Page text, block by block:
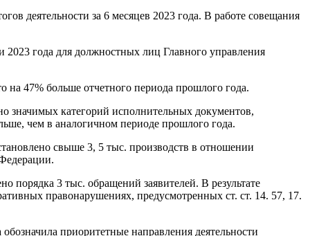
деятельности за 6 месяцев 2023 года. В работе совещания
года для должностных лиц Главного управления
на 47% больше отчетного периода прошлого года.
значимых категорий исполнительных документов,
чем в аналогичном периоде прошлого года.
свыше 3, 5 тыс. производств в отношении
порядка 3 тыс. обращений заявителей. В результате
правонарушениях, предусмотренных ст. ст. 14. 57, 17.
приоритетные направления деятельности